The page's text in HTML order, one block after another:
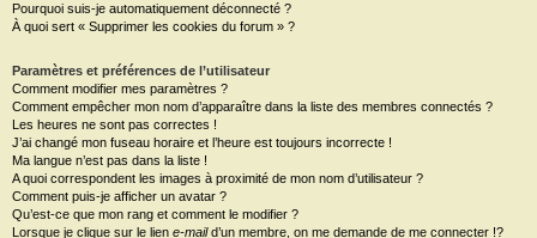
Pourquoi suis-je automatiquement déconnecté ?
À quoi sert « Supprimer les cookies du forum » ?
Paramètres et préférences de l’utilisateur
Comment modifier mes paramètres ?
Comment empêcher mon nom d’apparaître dans la liste des membres connectés ?
Les heures ne sont pas correctes !
J’ai changé mon fuseau horaire et l’heure est toujours incorrecte !
Ma langue n’est pas dans la liste !
A quoi correspondent les images à proximité de mon nom d’utilisateur ?
Comment puis-je afficher un avatar ?
Qu’est-ce que mon rang et comment le modifier ?
Lorsque je clique sur le lien e-maild’un membre, on me demande de me connecter !?